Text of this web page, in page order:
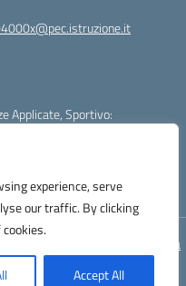
experience, serve
our traffic. By clicking
Accept All
Applicate, Sportivo:
:
& Design by Designers Italia